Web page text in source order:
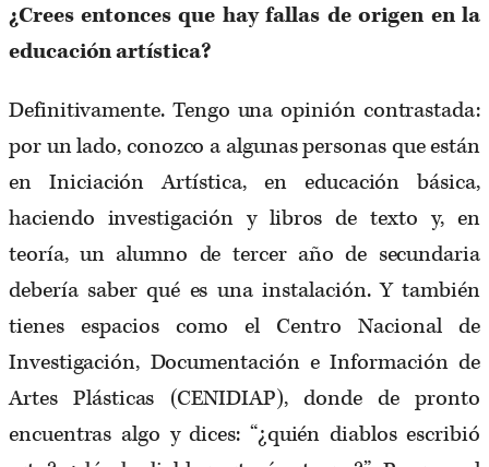
¿Crees entonces que hay fallas de origen en la
educación artística?
Definitivamente. Tengo una opinión contrastada:
por un lado, conozco a algunas personas que están
en Iniciación Artística, en educación básica,
haciendo investigación y libros de texto y, en
teoría, un alumno de tercer año de secundaria
debería saber qué es una instalación. Y también
tienes espacios como el Centro Nacional de
Investigación, Documentación e Información de
Artes Plásticas (CENIDIAP), donde de pronto
encuentras algo y dices: “¿quién diablos escribió